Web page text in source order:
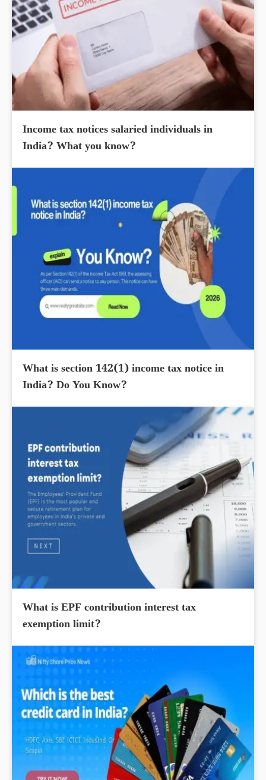
Income tax notices salaried individuals in
India? What you know?
What is section 142(1) income tax notice in
India? Do You Know?
What is EPF contribution interest tax
exemption limit?